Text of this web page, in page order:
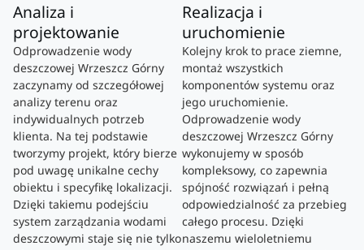
Analiza i
projektowanie
Odprowadzenie wody
deszczowej Wrzeszcz Górny
zaczynamy od szczegółowej
analizy terenu oraz
indywidualnych potrzeb
klienta. Na tej podstawie
tworzymy projekt, który bierze
pod uwagę unikalne cechy
obiektu i specyfikę lokalizacji.
Dzięki takiemu podejściu
system zarządzania wodami
deszczowymi staje się nie tylko
Realizacja i
uruchomienie
Kolejny krok to prace ziemne,
montaż wszystkich
komponentów systemu oraz
jego uruchomienie.
Odprowadzenie wody
deszczowej Wrzeszcz Górny
wykonujemy w sposób
kompleksowy, co zapewnia
spójność rozwiązań i pełną
odpowiedzialność za przebieg
całego procesu. Dzięki
naszemu wieloletniemu